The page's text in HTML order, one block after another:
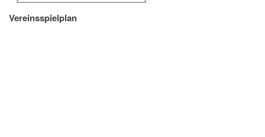
Vereinsspielplan